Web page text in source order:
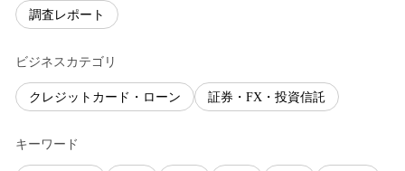
調査レポート
ビジネスカテゴリ
クレジットカード・ローン 証券・FX・投資信託
キーワード